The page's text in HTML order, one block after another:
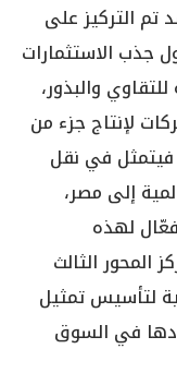
تم التركيز على
جذب الاستثمارات
والبذور،
لإنتاج جزء من
فيتمثل في نقل
إلى مصر،
لهذه
المحور الثالث
لتأسيس تمثيل
في السوق